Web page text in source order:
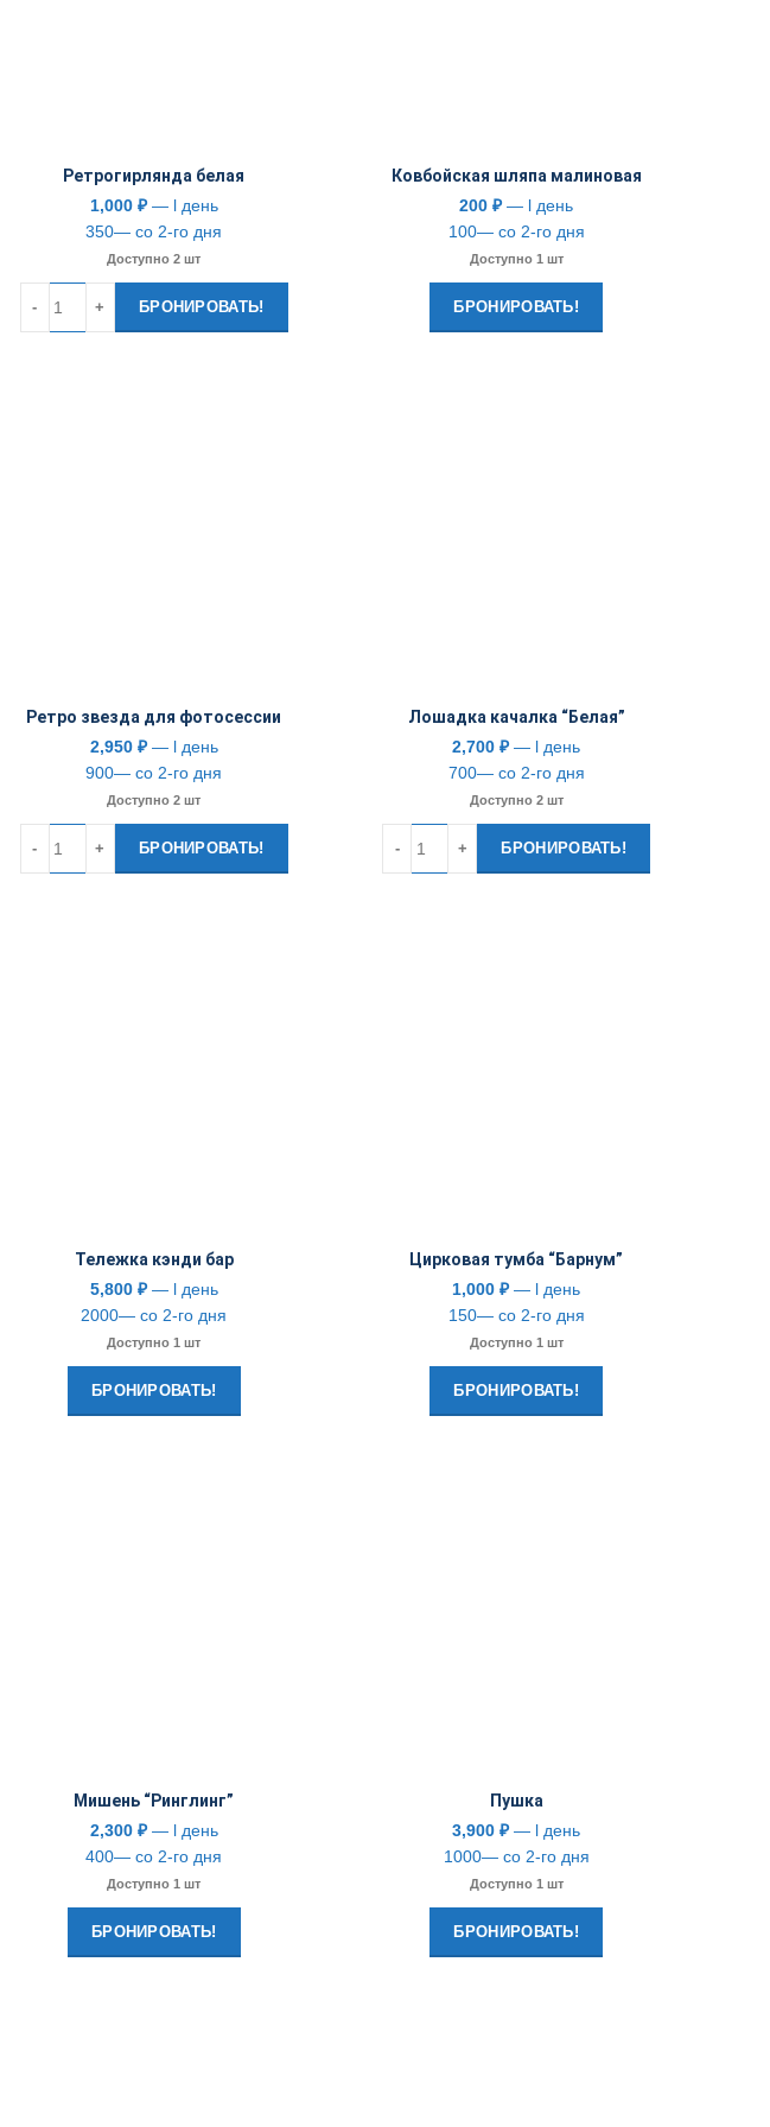
Ретрогирлянда белая
1,000 ₽— l день
350— со 2-го дня
Доступно 2 шт
БРОНИРОВАТЬ!
Ковбойская шляпа малиновая
200₽— l день
100— со 2-го дня
Доступно 1 шт
БРОНИРОВАТЬ!
Ретро звезда для фотосессии
2,950 ₽— l день
900— со 2-го дня
Доступно 2 шт
БРОНИРОВАТЬ!
Лошадка качалка “Белая”
2,700₽— l день
700— со 2-го дня
Доступно 2 шт
БРОНИРОВАТЬ!
Тележка кэнди бар
5,800 ₽— l день
2000— со 2-го дня
Доступно 1 шт
БРОНИРОВАТЬ!
Цирковая тумба “Барнум”
1,000₽— l день
150— со 2-го дня
Доступно 1 шт
БРОНИРОВАТЬ!
Мишень “Ринглинг”
2,300 ₽— l день
400— со 2-го дня
Доступно 1 шт
БРОНИРОВАТЬ!
Пушка
3,900₽— l день
1000— со 2-го дня
Доступно 1 шт
БРОНИРОВАТЬ!